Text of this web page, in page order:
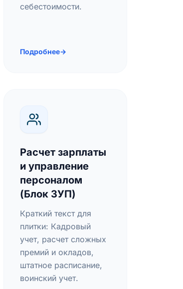
себестоимости.
Подробнее→
Расчет зарплаты
и управление
персоналом
(Блок ЗУП)
Краткий текст для
плитки: Кадровый
учет, расчет сложных
премий и окладов,
штатное расписание,
воинский учет.